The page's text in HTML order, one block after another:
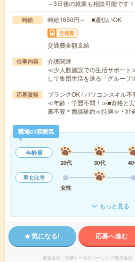
～3日後の就業も相談可能です！
時給 時給1650円～ ■週払いOK
交通費
交通費全額支給
仕事内容
介護関連
≪少人数施設での生活サポート
して集団生活を送る「グルー
応募資格
ブランクOK / パソコンスキル不
≪年齢・学歴不問！≫■資格と
書不要＊面談確約≪待遇≫・社
職場の雰囲気
年齢層
20代
30代
男女比率
女性
もっと見る
気になる! 応募へ進む
派遣会社 日研トータルソーシング株式会